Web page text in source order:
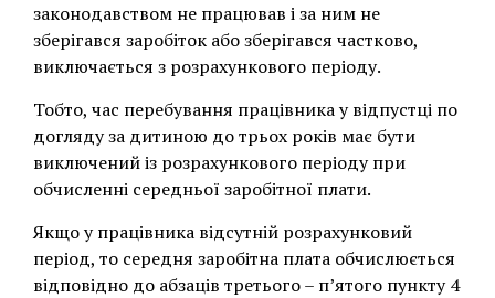
законодавством не працював і за ним не
зберігався заробіток або зберігався частково,
виключається з розрахункового періоду.
Тобто, час перебування працівника у відпустці по
догляду за дитиною до трьох років має бути
виключений із розрахункового періоду при
обчисленні середньої заробітної плати.
Якщо у працівника відсутній розрахунковий
період, то середня заробітна плата обчислюється
відповідно до абзаців третього – п’ятого пункту 4